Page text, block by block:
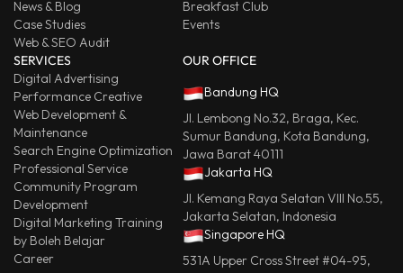
News & Blog
Case Studies
Web & SEO Audit
Breakfast Club
Events
SERVICES
Digital Advertising
Performance Creative
Web Development &
Maintenance
Search Engine Optimization
Professional Service
Community Program
Development
Digital Marketing Training
by Boleh Belajar
Career
OUR OFFICE
Bandung HQ
Jl. Lembong No.32, Braga, Kec.
Sumur Bandung, Kota Bandung,
Jawa Barat 40111
Jakarta HQ
Jl. Kemang Raya Selatan VIII No.55,
Jakarta Selatan, Indonesia
Singapore HQ
531A Upper Cross Street #04-95,